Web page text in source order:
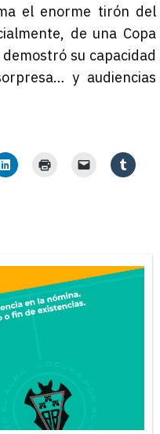
el enorme tirón del
de una Copa
su capacidad
y audiencias